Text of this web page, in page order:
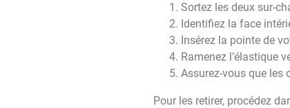
Sortez les deux sur-
Identifiez la face
Insérez la pointe de
Ramenez l’élastique
Assurez-vous que les
Pour les retirer, procédez